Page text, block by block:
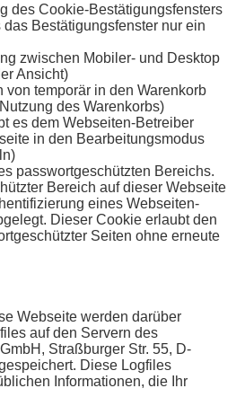
des Cookie-Bestätigungsfensters
Bestätigungsfenster nur ein
zwischen Mobiler- und Desktop
Ansicht)
temporär in den Warenkorb
des Warenkorbs)
es dem Webseiten-Betreiber
in den Bearbeitungsmodus
passwortgeschützten Bereichs.
Bereich auf dieser Webseite
eines Webseiten-
Dieser Cookie erlaubt den
Seiten ohne erneute
Webseite werden darüber
auf den Servern des
Straßburger Str. 55, D-
Diese Logfiles
Informationen, die Ihr